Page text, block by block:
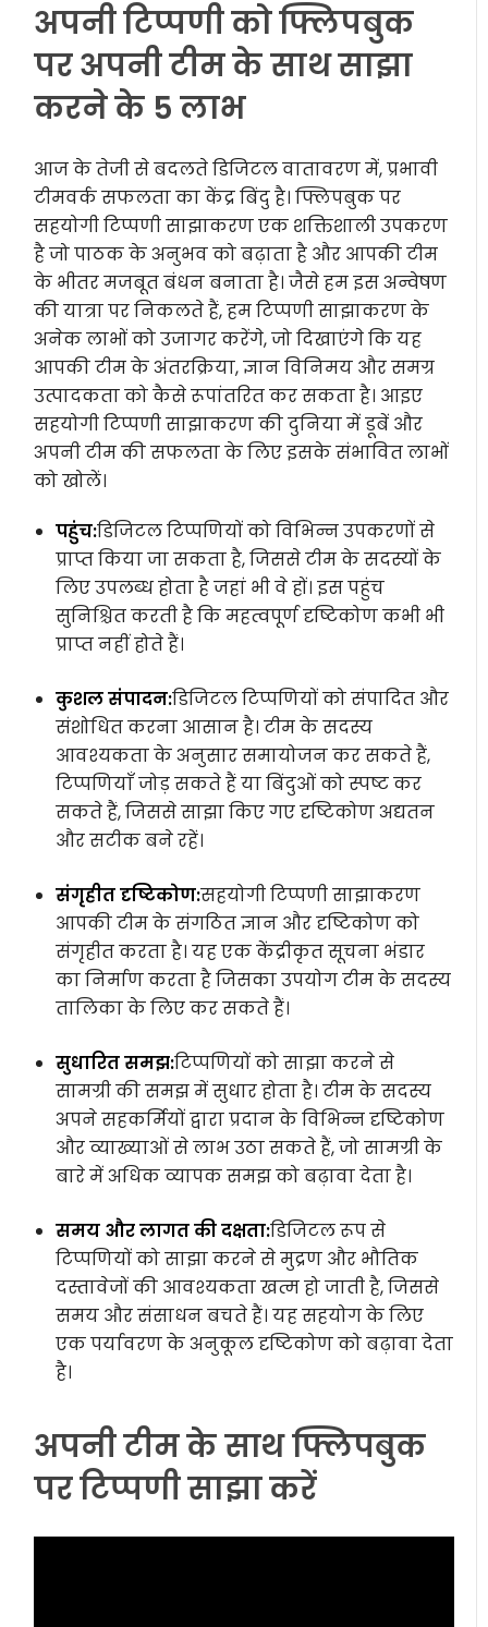
अपनी टिप्पणी को फ्लिपबुक
पर अपनी टीम के साथ साझा
करने के 5 लाभ
आज के तेजी से बदलते डिजिटल वातावरण में, प्रभावी
टीमवर्क सफलता का केंद्र बिंदु है। फ्लिपबुक पर
सहयोगी टिप्पणी साझाकरण एक शक्तिशाली उपकरण
है जो पाठक के अनुभव को बढ़ाता है और आपकी टीम
के भीतर मजबूत बंधन बनाता है। जैसे हम इस अन्वेषण
की यात्रा पर निकलते हैं, हम टिप्पणी साझाकरण के
अनेक लाभों को उजागर करेंगे, जो दिखाएंगे कि यह
आपकी टीम के अंतरक्रिया, ज्ञान विनिमय और समग्र
उत्पादकता को कैसे रूपांतरित कर सकता है। आइए
सहयोगी टिप्पणी साझाकरण की दुनिया में डूबें और
अपनी टीम की सफलता के लिए इसके संभावित लाभों
को खोलें।
पहुंच:डिजिटल टिप्पणियों को विभिन्न उपकरणों से
प्राप्त किया जा सकता है, जिससे टीम के सदस्यों के
लिए उपलब्ध होता है जहां भी वे हों। इस पहुंच
सुनिश्चित करती है कि महत्वपूर्ण दृष्टिकोण कभी भी
प्राप्त नहीं होते हैं।
कुशल संपादन:डिजिटल टिप्पणियों को संपादित और
संशोधित करना आसान है। टीम के सदस्य
आवश्यकता के अनुसार समायोजन कर सकते हैं,
टिप्पणियाँ जोड़ सकते हैं या बिंदुओं को स्पष्ट कर
सकते हैं, जिससे साझा किए गए दृष्टिकोण अद्यतन
और सटीक बने रहें।
संगृहीत दृष्टिकोण:सहयोगी टिप्पणी साझाकरण
आपकी टीम के संगठित ज्ञान और दृष्टिकोण को
संगृहीत करता है। यह एक केंद्रीकृत सूचना भंडार
का निर्माण करता है जिसका उपयोग टीम के सदस्य
तालिका के लिए कर सकते हैं।
सुधारित समझ:टिप्पणियों को साझा करने से
सामग्री की समझ में सुधार होता है। टीम के सदस्य
अपने सहकर्मियों द्वारा प्रदान के विभिन्न दृष्टिकोण
और व्याख्याओं से लाभ उठा सकते हैं, जो सामग्री के
बारे में अधिक व्यापक समझ को बढ़ावा देता है।
समय और लागत की दक्षता:डिजिटल रूप से
टिप्पणियों को साझा करने से मुद्रण और भौतिक
दस्तावेजों की आवश्यकता खत्म हो जाती है, जिससे
समय और संसाधन बचते हैं। यह सहयोग के लिए
एक पर्यावरण के अनुकूल दृष्टिकोण को बढ़ावा देता
है।
अपनी टीम के साथ फ्लिपबुक
पर टिप्पणी साझा करें